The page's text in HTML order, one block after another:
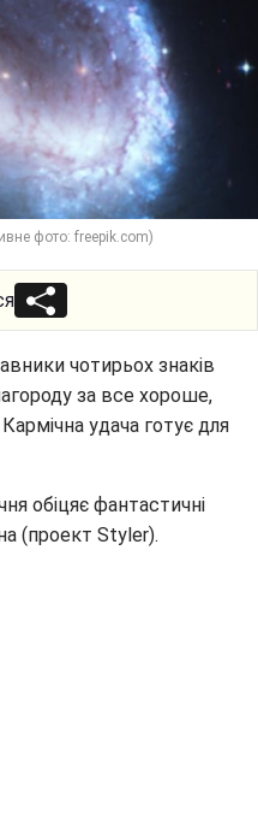
фото: freepik.com)
чотирьох знаків
за все хороше,
удача готує для
обіцяє фантастичні
(проект Styler).